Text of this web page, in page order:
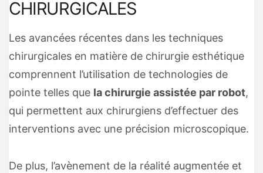
CHIRURGICALES
Les avancées récentes dans les techniques
chirurgicales en matière de chirurgie esthétique
comprennent l’utilisation de technologies de
pointe telles que la chirurgie assistée par robot,
qui permettent aux chirurgiens d’effectuer des
interventions avec une précision microscopique.
De plus, l’avènement de la réalité augmentée et